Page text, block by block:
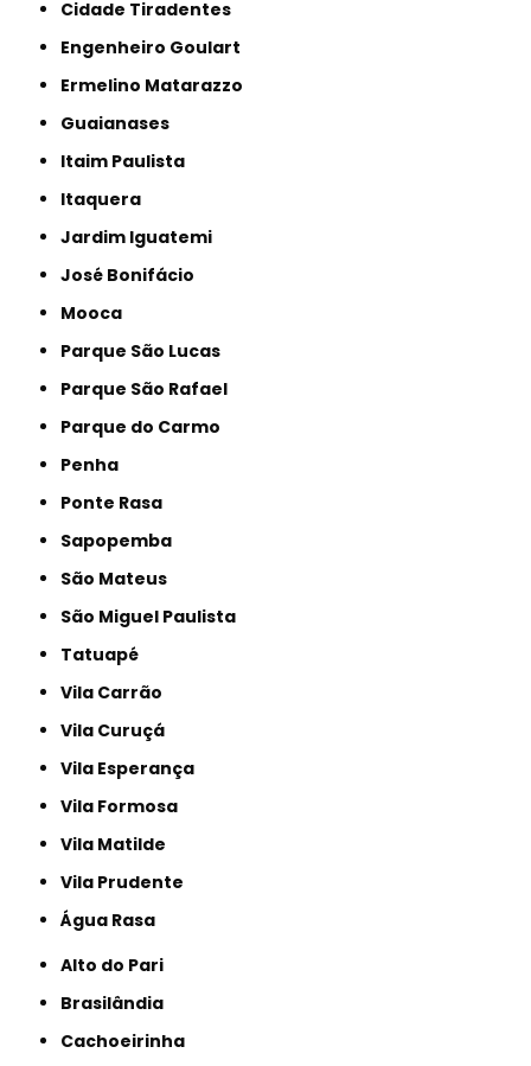
Cidade Tiradentes
Engenheiro Goulart
Ermelino Matarazzo
Guaianases
Itaim Paulista
Itaquera
Jardim Iguatemi
José Bonifácio
Mooca
Parque São Lucas
Parque São Rafael
Parque do Carmo
Penha
Ponte Rasa
Sapopemba
São Mateus
São Miguel Paulista
Tatuapé
Vila Carrão
Vila Curuçá
Vila Esperança
Vila Formosa
Vila Matilde
Vila Prudente
Água Rasa
Alto do Pari
Brasilândia
Cachoeirinha